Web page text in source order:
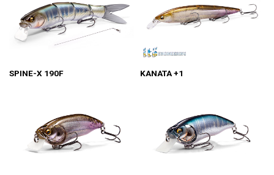
SPINE-X 190F KANATA +1